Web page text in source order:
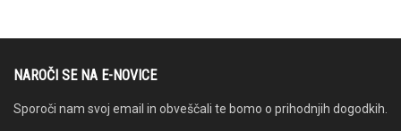
NAROČI SE NA E-NOVICE
Sporoči nam svoj email in obveščali te bomo o prihodnjih dogodkih.